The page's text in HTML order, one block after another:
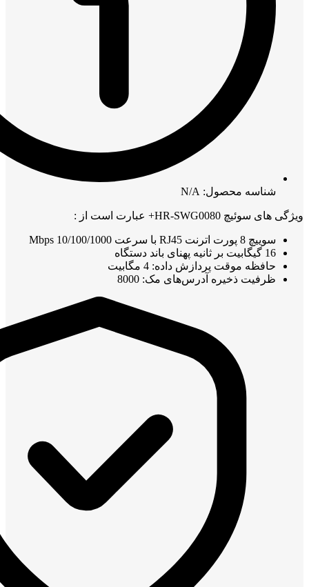
شناسه محصول: N/A
ویژگی های سوئیچ HR-SWG0080+ عبارت است از :
سوییچ 8 پورت اترنت RJ45 با سرعت 10/100/1000 Mbps
16 گیگابیت بر ثانیه پهنای باند دستگاه
حافظه موقت پردازش داده: 4 مگابیت
ظرفیت ذخیره آدرس‌های مک: 8000